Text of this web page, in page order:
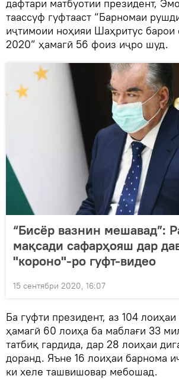
дафтари матбуотии президент,
таассуф гуфтааст “Барномаи
иҷтимоии ноҳияи Шаҳритус барои
2020” ҳамагӣ 56 фоиз иҷро шуд.
“Бисёр вазнин мешавад”:
мақсади сафарҳояш дар
"короно"-ро гуфт-видео
15 сентябри 2020, 16:07
Ба гуфти президент, аз 104
ҳамагӣ 60 лоиҳа ба маблағи 33
татбиқ гардида, дар 28 лоиҳаи
доранд. Яъне 16 лоиҳаи барнома
ки хеле ташвишовар мебошад.